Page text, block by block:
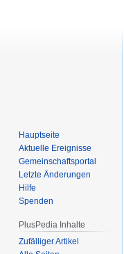
Hauptseite
Aktuelle Ereignisse
Gemeinschafts­portal
Letzte Änderungen
Hilfe
Spenden
PlusPedia Inhalte
Zufälliger Artikel